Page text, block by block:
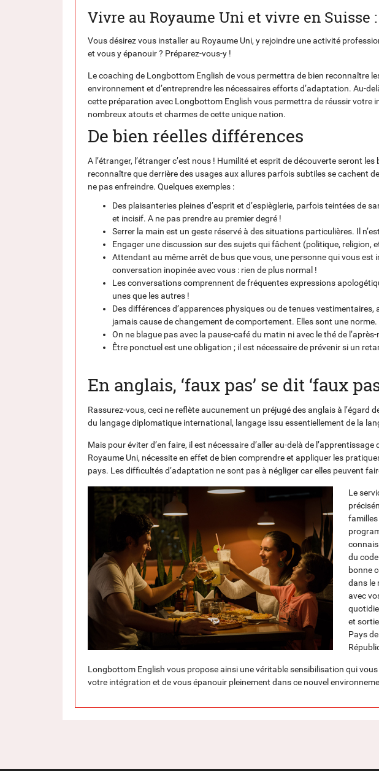
Vivre au Royaume Uni et vivre en Suisse
Vous désirez vous installer au Royaume Uni, y rejoindre une activité
et vous y épanouir ? Préparez-vous-y !
Le coaching de Longbottom English de vous permettra de bien reconnaître
environnement et d’entreprendre les nécessaires efforts d’adaptation. Au-
cette préparation avec Longbottom English vous permettra de réussir votre
nombreux atouts et charmes de cette unique nation.
De bien réelles différences
A l’étranger, l’étranger c’est nous ! Humilité et esprit de découverte seront
reconnaître que derrière des usages aux allures parfois subtiles se cachent
ne pas enfreindre. Quelques exemples :
Des plaisanteries pleines d’esprit et d’espièglerie, parfois teintées de
et incisif. A ne pas prendre au premier degré !
Serrer la main est un geste réservé à des situations particulières. Il
Engager une discussion sur des sujets qui fâchent (politique, religion,
Attendant au même arrêt de bus que vous, une personne qui vous
conversation inopinée avec vous : rien de plus normal !
Les conversations comprennent de fréquentes expressions
unes que les autres !
Des différences d’apparences physiques ou de tenues
jamais cause de changement de comportement. Elles sont une norme.
On ne blague pas avec la pause-café du matin ni avec le thé de l’après-
Être ponctuel est une obligation ; il est nécessaire de prévenir si un
En anglais, ‘faux pas’ se dit ‘faux
Rassurez-vous, ceci ne reflète aucunement un préjugé des anglais à l’égard
du langage diplomatique international, langage issu essentiellement de la
Mais pour éviter d’en faire, il est nécessaire d’aller au-delà de
Royaume Uni, nécessite en effet de bien comprendre et appliquer les
pays. Les difficultés d’adaptation ne sont pas à négliger car elles peuvent
Le
familles
du
bonne
dans le
avec
et
Pays
Longbottom English vous propose ainsi une véritable sensibilisation qui
votre intégration et de vous épanouir pleinement dans ce nouvel